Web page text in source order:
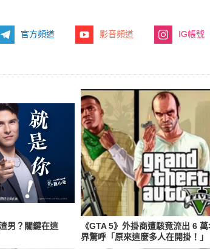
官方頻道 影音頻道 IG帳號
男？關鍵在這
《GTA 5》外掛商遭駭竟流出 6
界驚呼「原來這麼多人在開掛！」